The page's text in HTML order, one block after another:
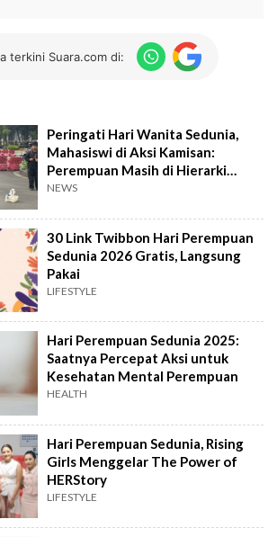
terkini Suara.com di:
Peringati Hari Wanita Sedunia,
Mahasiswi di Aksi Kamisan:
Perempuan Masih di Hierarki
Terbawah
NEWS
30 Link Twibbon Hari Perempuan
Sedunia 2026 Gratis, Langsung
Pakai
LIFESTYLE
Hari Perempuan Sedunia 2025:
Saatnya Percepat Aksi untuk
Kesehatan Mental Perempuan
HEALTH
Hari Perempuan Sedunia, Rising
Girls Menggelar The Power of
HERStory
LIFESTYLE